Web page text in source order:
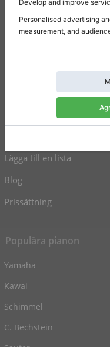
Inställningar för samtycke
Upprätt pianon till salu
Flyglar till salu
Begagnade pianon
Lägga till en lista
Blog
Prissättning
Populära pianon
Yamaha
Kawai
Schimmel
C. Bechstein